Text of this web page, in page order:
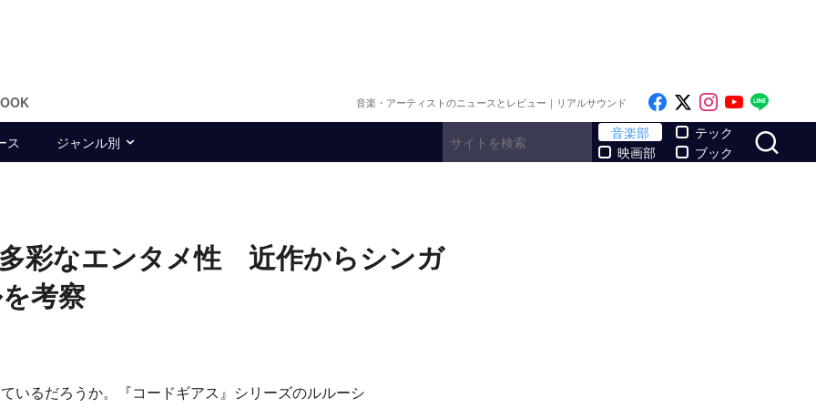
音楽・アーティストのニュースとレビュー｜リアルサウンド Like on Facebook
Follow on x
Follow on
Follow
ス ジャンル別
音楽部
映画部
テック
ブック
彩なエンタメ性 近作からシンガ
考察
るだろうか。『コードギアス』シリーズのルルーシ